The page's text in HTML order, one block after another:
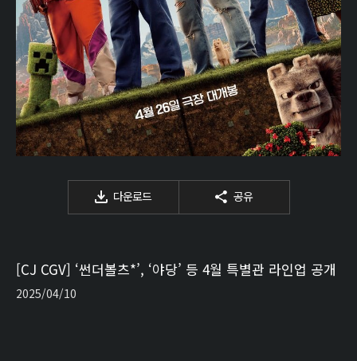
다운로드 공유
[CJ CGV] ‘썬더볼츠*’, ‘야당’ 등 4월 특별관 라인업 공개
2025/04/10